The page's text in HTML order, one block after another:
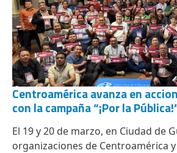
Centroamérica avanza en
con la campaña “¡Por la
El 19 y 20 de marzo, en Ciudad de
organizaciones de Centroamérica